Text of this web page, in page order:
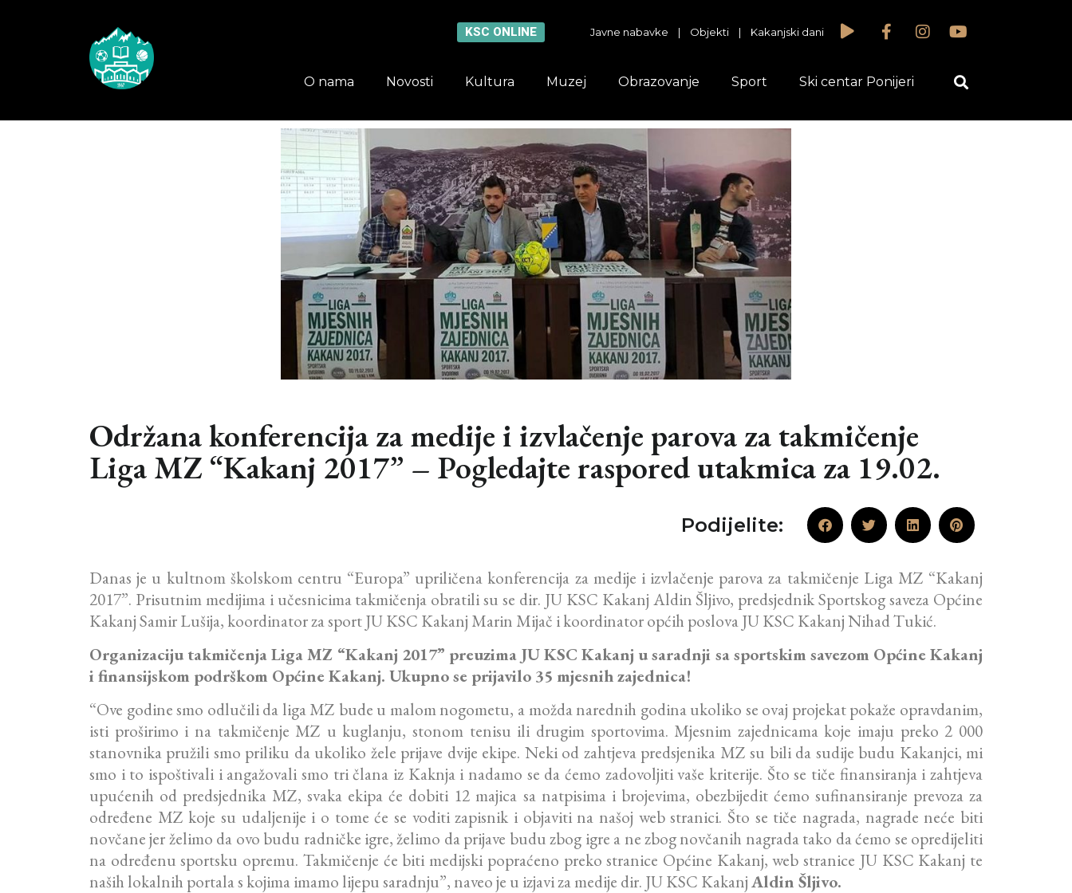
KSC ONLINE Javne nabavke | Objekti | Kakanjski dani
O nama Novosti Kultura Muzej Obrazovanje Sport Ski centar Ponijeri
Održana konferencija za medije i izvlačenje parova za takmičenje
Liga MZ “Kakanj 2017” – Pogledajte raspored utakmica za 19.02.
Podijelite:
Danas je u kultnom školskom centru “Europa” upriličena konferencija za medije i izvlačenje parova za takmičenje Liga MZ “Kakanj
2017”. Prisutnim medijima i učesnicima takmičenja obratili su se dir. JU KSC Kakanj Aldin Šljivo, predsjednik Sportskog saveza Općine
Kakanj Samir Lušija, koordinator za sport JU KSC Kakanj Marin Mijač i koordinator općih poslova JU KSC Kakanj Nihad Tukić.
Organizaciju takmičenja Liga MZ “Kakanj 2017” preuzima JU KSC Kakanj u saradnji sa sportskim savezom Općine Kakanj
i finansijskom podrškom Općine Kakanj. Ukupno se prijavilo 35 mjesnih zajednica!
“Ove godine smo odlučili da liga MZ bude u malom nogometu, a možda narednih godina ukoliko se ovaj projekat pokaže opravdanim,
isti proširimo i na takmičenje MZ u kuglanju, stonom tenisu ili drugim sportovima. Mjesnim zajednicama koje imaju preko 2 000
stanovnika pružili smo priliku da ukoliko žele prijave dvije ekipe. Neki od zahtjeva predsjenika MZ su bili da sudije budu Kakanjci, mi
smo i to ispoštivali i angažovali smo tri člana iz Kaknja i nadamo se da ćemo zadovoljiti vaše kriterije. Što se tiče finansiranja i zahtjeva
upućenih od predsjednika MZ, svaka ekipa će dobiti 12 majica sa natpisima i brojevima, obezbijedit ćemo sufinansiranje prevoza za
određene MZ koje su udaljenije i o tome će se voditi zapisnik i objaviti na našoj web stranici. Što se tiče nagrada, nagrade neće biti
novčane jer želimo da ovo budu radničke igre, želimo da prijave budu zbog igre a ne zbog novčanih nagrada tako da ćemo se opredijeliti
na određenu sportsku opremu. Takmičenje će biti medijski popraćeno preko stranice Općine Kakanj, web stranice JU KSC Kakanj te
naših lokalnih portala s kojima imamo lijepu saradnju”, naveo je u izjavi za medije dir. JU KSC KakanjAldin Šljivo.